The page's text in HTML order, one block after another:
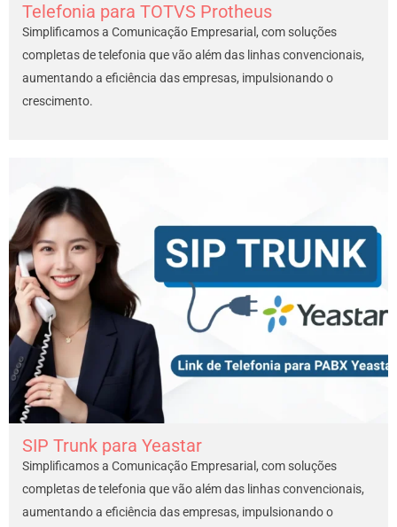
Telefonia para TOTVS Protheus
Simplificamos a Comunicação Empresarial, com soluções
completas de telefonia que vão além das linhas convencionais,
aumentando a eficiência das empresas, impulsionando o
crescimento.
SIP Trunk para Yeastar
Simplificamos a Comunicação Empresarial, com soluções
completas de telefonia que vão além das linhas convencionais,
aumentando a eficiência das empresas, impulsionando o